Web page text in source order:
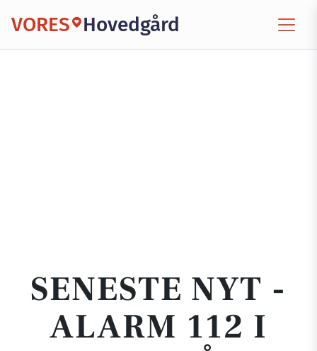
VORES Hovedgård
SENESTE NYT -
ALARM 112 I